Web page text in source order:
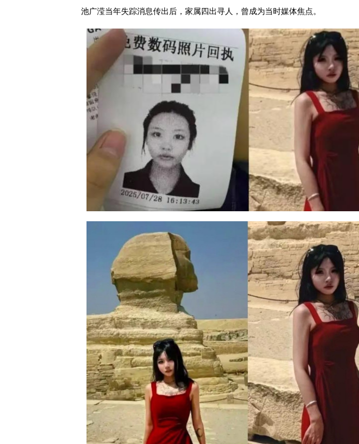
池广滢当年失踪消息传出后，家属四出寻人，曾成为当时媒体焦点。